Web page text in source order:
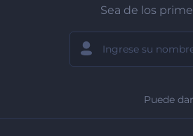
Sea de los
Puede